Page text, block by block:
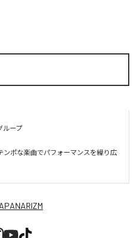
ループ
ンポな楽曲でパフォーマンスを繰り広